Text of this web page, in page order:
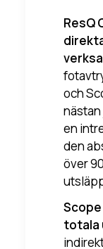
ResQ
och
en
den
över
Scope
totala